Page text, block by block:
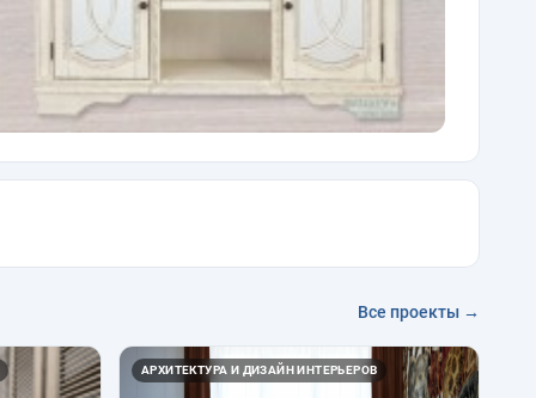
Все проекты →
АРХИТЕКТУРА И ДИЗАЙН ИНТЕРЬЕРОВ